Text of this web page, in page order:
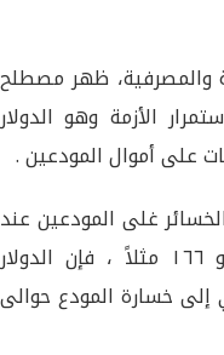
والمصرفية، ظهر مصطلح
الأزمة وهو الدولار
على أموال المودعين .
غلى المودعين عند
سحب اموالهم عبر التعميمين ١٥٨ و ١٦٦ مثلاً ، فإن الدولار
ليرة يؤدي إلى خسارة المودع حوالى